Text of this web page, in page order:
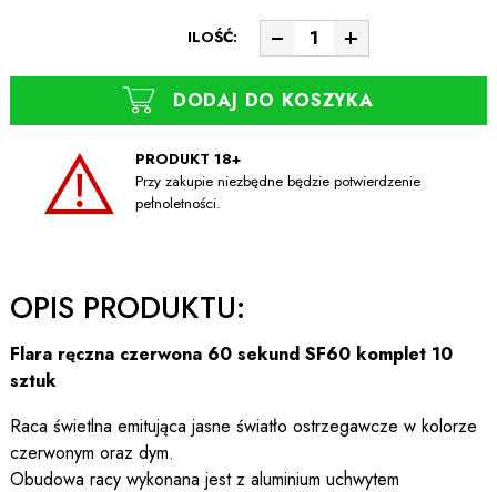
ILOŚĆ:
DODAJ DO KOSZYKA
PRODUKT 18+
Przy zakupie niezbędne będzie potwierdzenie
pełnoletności.
OPIS PRODUKTU:
Flara ręczna czerwona 60 sekund SF60 komplet 10
sztuk
Raca świetlna emitująca jasne światło ostrzegawcze w kolorze
czerwonym oraz dym.
Obudowa racy wykonana jest z aluminium uchwytem